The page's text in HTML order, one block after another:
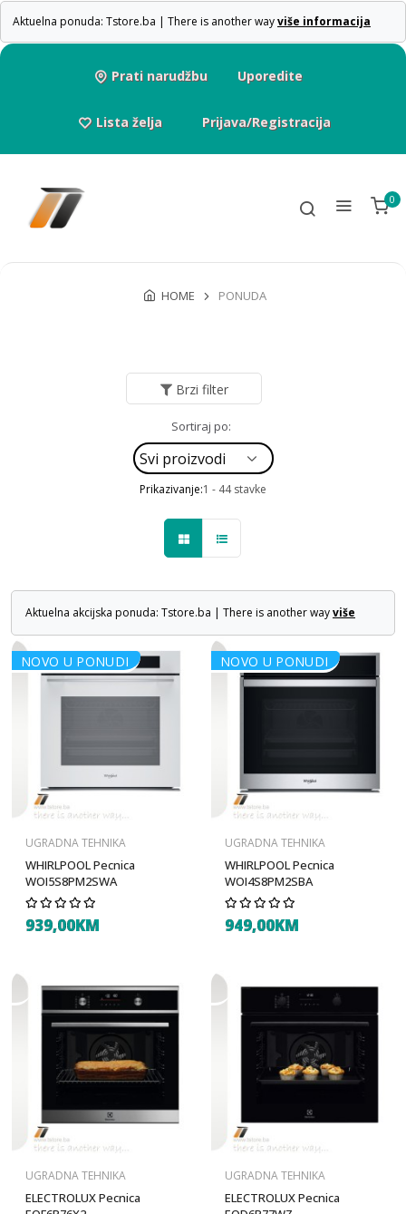
Aktuelna ponuda: Tstore.ba | There is another wayviše informacija
Prati narudžbu Uporedite
Lista želja Prijava/Registracija
0
HOME PONUDA
Brzi filter
Sortiraj po:
Prikazivanje:1 - 44 stavke
Aktuelna akcijska ponuda: Tstore.ba | There is another wayviše
NOVO U PONUDI
UGRADNA TEHNIKA
WHIRLPOOL Pecnica
WOI5S8PM2SWA
939,00KM
NOVO U PONUDI
UGRADNA TEHNIKA
WHIRLPOOL Pecnica
WOI4S8PM2SBA
949,00KM
UGRADNA TEHNIKA
ELECTROLUX Pecnica
UGRADNA TEHNIKA
ELECTROLUX Pecnica